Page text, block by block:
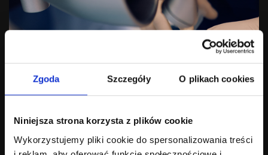
Zgoda Szczegóły O plikach cookies
Niniejsza strona korzysta z plików cookie
Wykorzystujemy pliki cookie do spersonalizowania treści